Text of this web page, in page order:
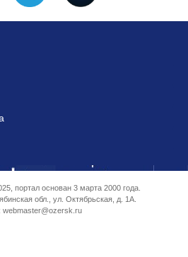
портал основан 3 марта 2000 года.
обл., ул. Октябрьская, д. 1А.
webmaster@ozersk.ru